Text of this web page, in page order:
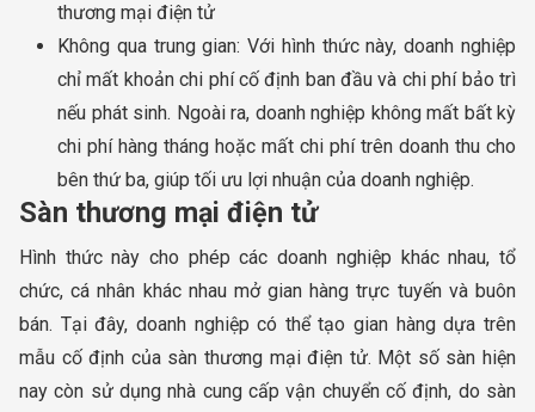
thương mại điện tử
Không qua trung gian: Với hình thức này, doanh nghiệp
chỉ mất khoản chi phí cố định ban đầu và chi phí bảo trì
nếu phát sinh. Ngoài ra, doanh nghiệp không mất bất kỳ
chi phí hàng tháng hoặc mất chi phí trên doanh thu cho
bên thứ ba, giúp tối ưu lợi nhuận của doanh nghiệp.
Sàn thương mại điện tử
Hình thức này cho phép các doanh nghiệp khác nhau, tổ
chức, cá nhân khác nhau mở gian hàng trực tuyến và buôn
bán. Tại đây, doanh nghiệp có thể tạo gian hàng dựa trên
mẫu cố định của sàn thương mại điện tử. Một số sàn hiện
nay còn sử dụng nhà cung cấp vận chuyển cố định, do sàn